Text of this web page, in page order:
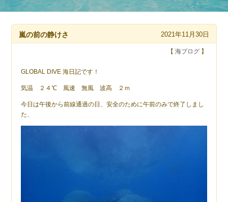
嵐の前の静けさ 2021年11月30日
【 海ブログ】
GLOBAL DIVE 海日記です！
気温 ２４℃ 風速 無風 波高 ２ｍ
今日は午後から前線通過の日、安全のために午前のみで終了しまし
た、